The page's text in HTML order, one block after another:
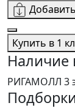
Купить в 1
Наличие
РИГАМОЛЛ 3